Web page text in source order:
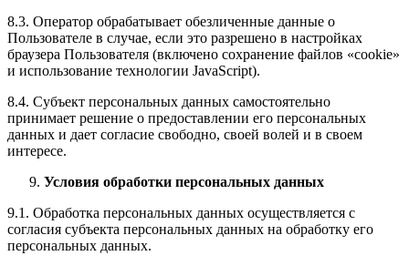
8.3. Оператор обрабатывает обезличенные данные о
Пользователе в случае, если это разрешено в настройках
браузера Пользователя (включено сохранение файлов «cookie»
и использование технологии JavaScript).
8.4. Субъект персональных данных самостоятельно
принимает решение о предоставлении его персональных
данных и дает согласие свободно, своей волей и в своем
интересе.
Условия обработки персональных данных
9.1. Обработка персональных данных осуществляется с
согласия субъекта персональных данных на обработку его
персональных данных.